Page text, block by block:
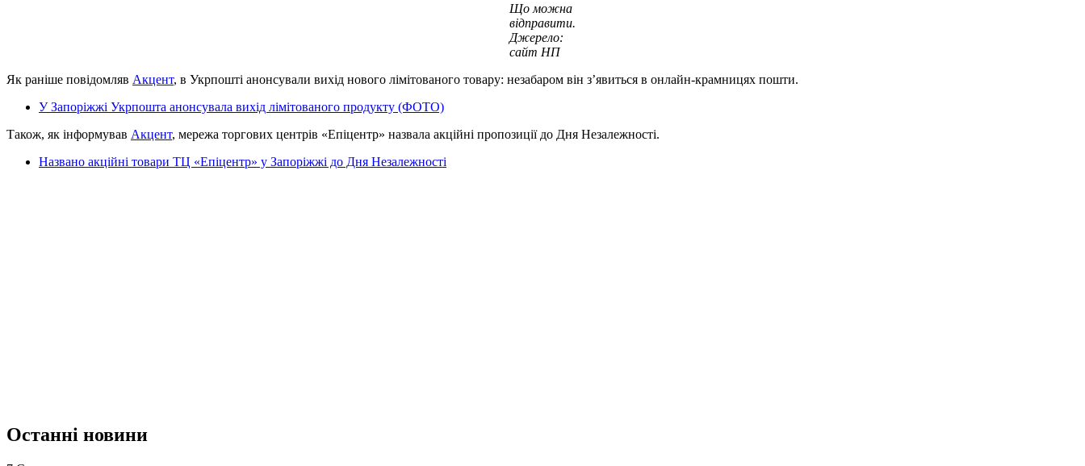
Що можна
відправити.
Джерело:
сайт НП
Як раніше повідомляв Акцент, в Укрпошті анонсували вихід нового лімітованого товару: незабаром він з’явиться в онлайн-крамницях пошти.
У Запоріжжі Укрпошта анонсувала вихід лімітованого продукту (ФОТО)
Також, як інформував Акцент, мережа торгових центрів «Епіцентр» назвала акційні пропозиції до Дня Незалежності.
Названо акційні товари ТЦ «Епіцентр» у Запоріжжі до Дня Незалежності
Останні новини